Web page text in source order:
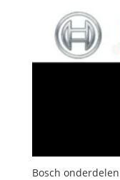
Bosch onderdelen